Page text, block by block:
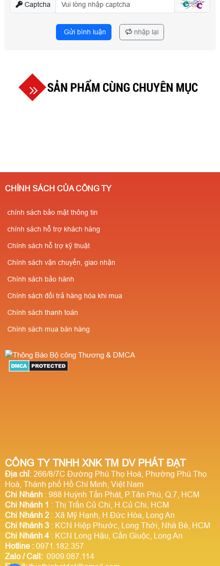
Captcha
Gửi bình luận nhập lại
SẢN PHẨM CÙNG CHUYÊN MỤC
CÔNG TY TNHH XNK TM DV PHÁT ĐẠT
Địa chỉ: 266/8/7C Đường Phú Thọ Hoà, Phường Phú Thọ
Hoà, Thành phố Hồ Chí Minh, Việt Nam
Chi Nhánh : 988 Huỳnh Tấn Phát, P.Tân Phú, Q.7, HCM
Chi Nhánh 1 : Thị Trấn Củ Chi, H.Củ Chi, HCM
Chi Nhánh 2 : Xã Mỹ Hạnh, H.Đức Hòa, Long An
Chi Nhánh 3 : KCN Hiệp Phước, Long Thới, Nhà Bè, HCM
Chi Nhánh 4 : KCN Long Hậu, Cần Giuộc, Long An
Hotline : 0971.182.357
Zalo / Call: 0909.087.114
CHÍNH SÁCH CỦA CÔNG TY
chính sách bảo mật thông tin
chính sách hỗ trợ khách hàng
Chính sách hỗ trợ kỹ thuật
Chính sách vận chuyển, giao nhận
Chính sách bảo hành
Chính sách đổi trả hàng hóa khi mua
Chính sách thanh toán
Chính sách mua bán hàng